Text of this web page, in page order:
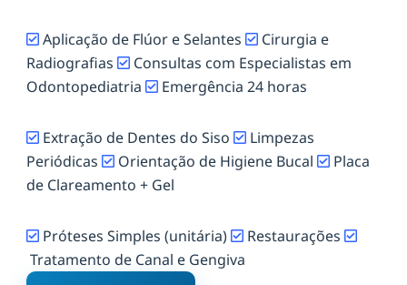
Aplicação de Flúor e Selantes
Cirurgia e
Radiografias
Consultas com Especialistas em
Odontopediatria
Emergência 24 horas
Extração de Dentes do Siso
Limpezas
Periódicas
Orientação de Higiene Bucal
Placa
de Clareamento + Gel
Próteses Simples (unitária)
Restaurações
Tratamento de Canal e Gengiva